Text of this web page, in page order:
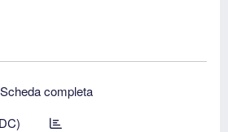
Scheda completa